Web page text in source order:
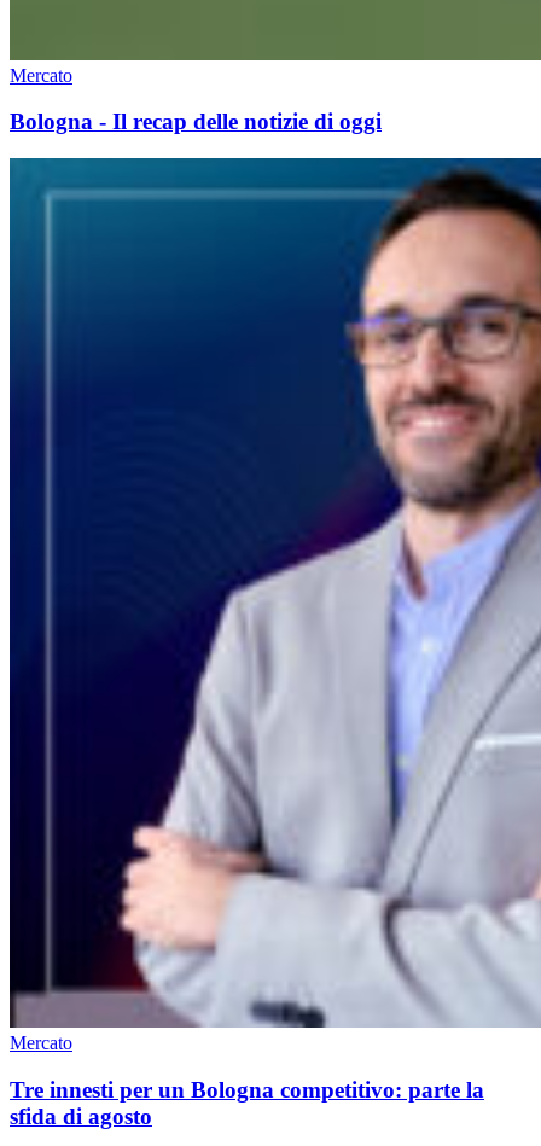
Mercato
Bologna - Il recap delle notizie di oggi
Mercato
Tre innesti per un Bologna competitivo: parte la
sfida di agosto